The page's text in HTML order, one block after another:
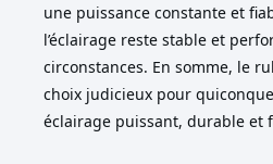
une puissance constante et
l’éclairage reste stable et
circonstances. En somme, le
choix judicieux pour
éclairage puissant, durable et